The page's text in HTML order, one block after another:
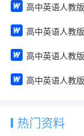
热门资料